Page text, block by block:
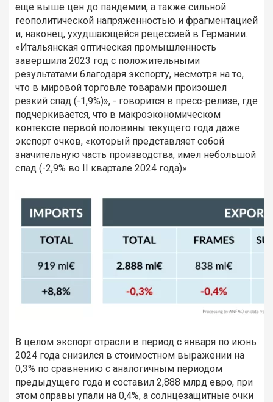
еще выше цен до пандемии, а также сильной
геополитической напряженностью и фрагментацией
и, наконец, ухудшающейся рецессией в Германии.
«Итальянская оптическая промышленность
завершила 2023 год с положительными
результатами благодаря экспорту, несмотря на то,
что в мировой торговле товарами произошел
резкий спад (-1,9%)», - говорится в пресс-релизе, где
подчеркивается, что в макроэкономическом
контексте первой половины текущего года даже
экспорт очков, «который представляет собой
значительную часть производства, имел небольшой
спад (-2,9% во II квартале 2024 года)».
В целом экспорт отрасли в период с января по июнь
2024 года снизился в стоимостном выражении на
0,3% по сравнению с аналогичным периодом
предыдущего года и составил 2,888 млрд евро, при
этом оправы упали на 0,4%, а солнцезащитные очки